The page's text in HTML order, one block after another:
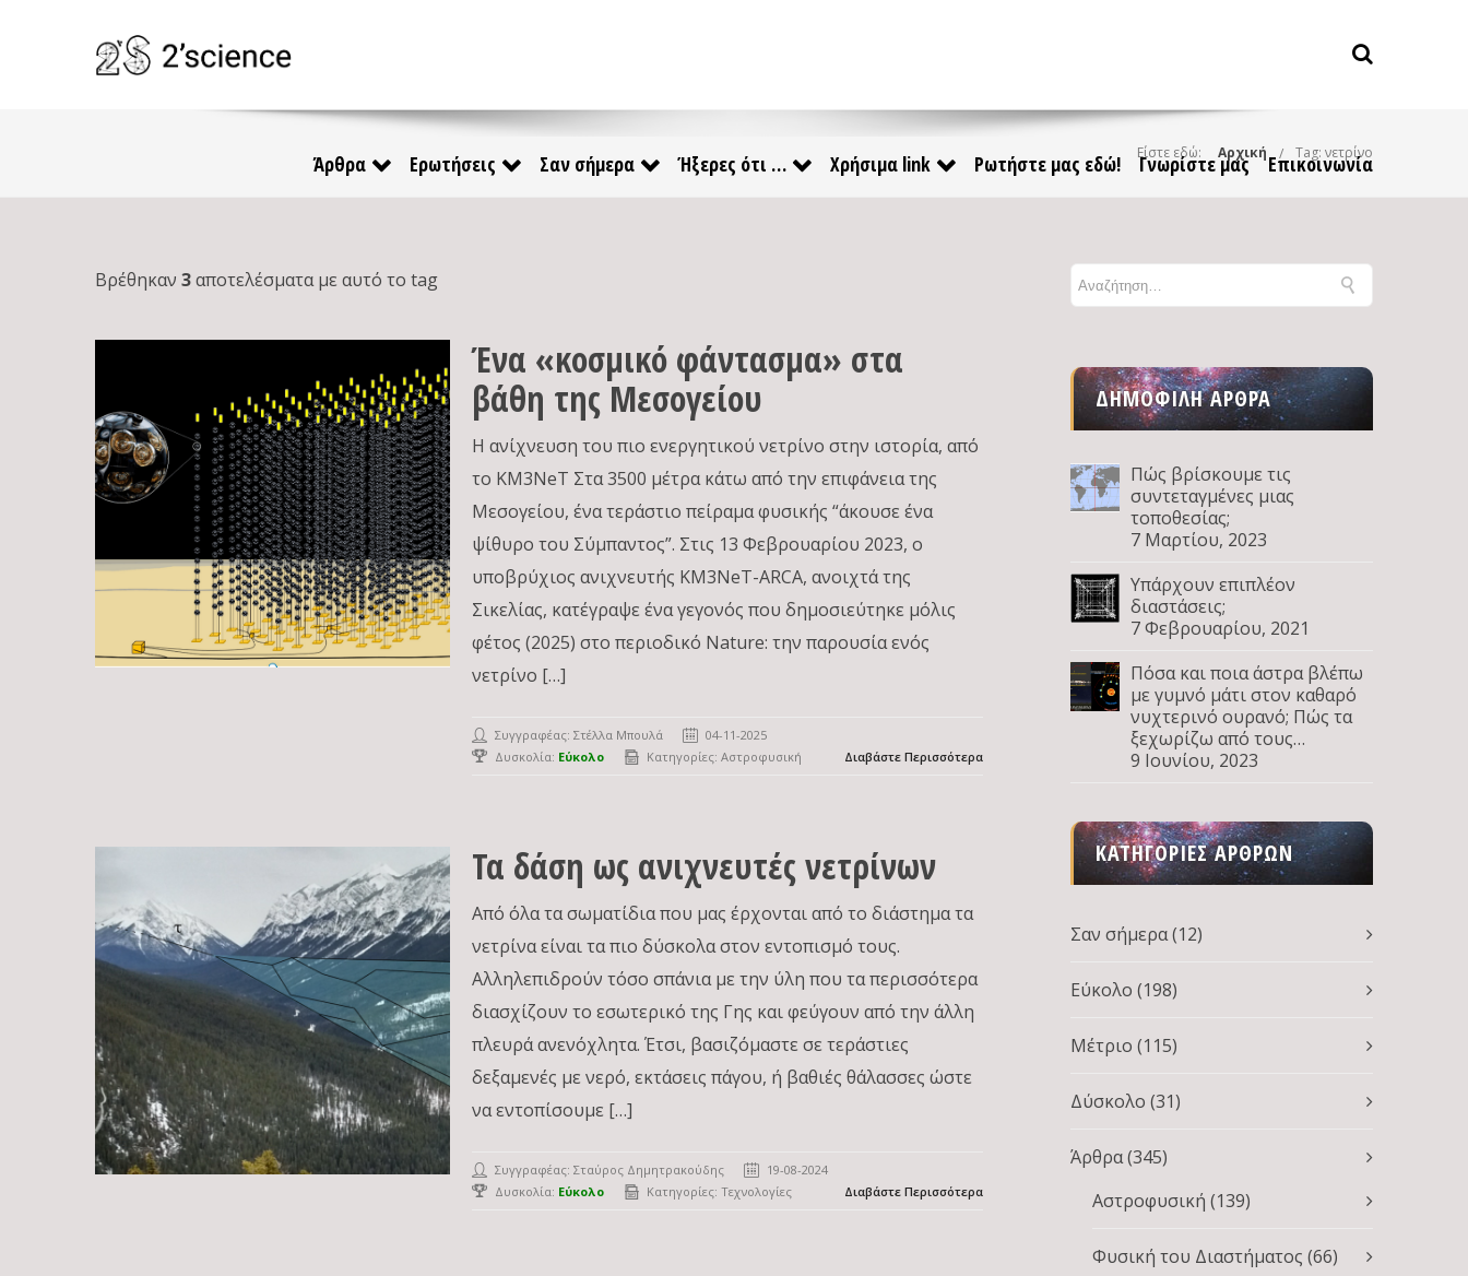
Άρθρα Ερωτήσεις Σαν σήμερα Ήξερες ότι … Χρήσιμα link Ρωτήστε μας εδώ! Γνωρίστε μας Επικοινωνία
Είστε εδώ: Αρχική Tag: νετρίνο
Βρέθηκαν3αποτελέσματα με αυτό το tag
Ένα «κοσμικό φάντασμα» στα
βάθη της Μεσογείου
Η ανίχνευση του πιο ενεργητικού νετρίνο στην ιστορία, από
το KM3NeT Στα 3500 μέτρα κάτω από την επιφάνεια της
Μεσογείου, ένα τεράστιο πείραμα φυσικής “άκουσε ένα
ψίθυρο του Σύμπαντος”. Στις 13 Φεβρουαρίου 2023, ο
υποβρύχιος ανιχνευτής KM3NeT-ARCA, ανοιχτά της
Σικελίας, κατέγραψε ένα γεγονός που δημοσιεύτηκε μόλις
φέτος (2025) στο περιοδικό Nature: την παρουσία ενός
νετρίνο […]
Συγγραφέας:Στέλλα Μπουλά
04-11-2025
Δυσκολία: Εύκολο Κατηγορίες:Αστροφυσική Διαβάστε Περισσότερα
Τα δάση ως ανιχνευτές νετρίνων
Από όλα τα σωματίδια που μας έρχονται από το διάστημα τα
νετρίνα είναι τα πιο δύσκολα στον εντοπισμό τους.
Αλληλεπιδρούν τόσο σπάνια με την ύλη που τα περισσότερα
διασχίζουν το εσωτερικό της Γης και φεύγουν από την άλλη
πλευρά ανενόχλητα. Έτσι, βασιζόμαστε σε τεράστιες
δεξαμενές με νερό, εκτάσεις πάγου, ή βαθιές θάλασσες ώστε
να εντοπίσουμε […]
Συγγραφέας:Σταύρος Δημητρακούδης
19-08-2024
Δυσκολία: Εύκολο Κατηγορίες:Τεχνολογίες Διαβάστε Περισσότερα
ΔΗΜΟΦΙΛΉ ΆΡΘΡΑ
Πώς βρίσκουμε τις
συντεταγμένες μιας
τοποθεσίας;
7 Μαρτίου, 2023
Υπάρχουν επιπλέον
διαστάσεις;
7 Φεβρουαρίου, 2021
Πόσα και ποια άστρα βλέπω
με γυμνό μάτι στον καθαρό
νυχτερινό ουρανό; Πώς τα
ξεχωρίζω από τους
πλανήτες; Μέρος Δ
9 Ιουνίου, 2023
ΚΑΤΗΓΟΡΊΕΣ ΆΡΘΡΩΝ
Σαν σήμερα(12)
Εύκολο (198)
Μέτριο (115)
Δύσκολο (31)
Άρθρα(345)
Αστροφυσική (139)
Φυσική του Διαστήματος (66)